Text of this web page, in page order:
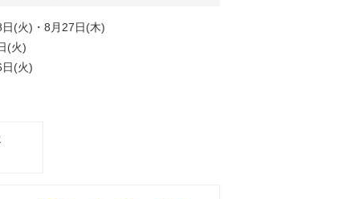
(火)・8月27日(木)
(火)
(火)